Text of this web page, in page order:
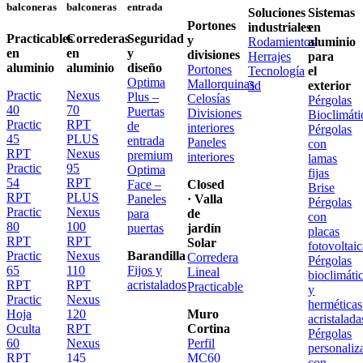
balconeras
Practicables
en
aluminio
Practic
40
Practic
45
RPT
Practic
54
RPT
Practic
80
RPT
Practic
65
RPT
Practic
Hoja
Oculta
60
RPT
balconeras
Correderas
en
aluminio
Nexus
70
RPT
PLUS
Nexus
95
RPT
PLUS
Nexus
100
RPT
Nexus
110
RPT
Nexus
120
RPT
Nexus
145
entrada
Seguridad
y
diseño
Optima
Plus –
Puertas
de
entrada
premium
Optima
Face –
Paneles
para
puertas
Barandilla
Fijos y
acristalados
Portones
y
divisiones
Portones
Mallorquinas
Celosías
Divisiones
interiores
Paneles
interiores
Closed
· Valla
de
jardín
Solar
Corredera
Lineal
Practicable
Muro
Cortina
Perfil
MC60
Soluciones
industriales
Rodamientos
Herrajes
Tecnología
3d
Sistemas
en
aluminio
para
el
exterior
Pérgolas
Pérgolas
con
lamas
fijas
Brise
Pérgolas
con
placas
Pérgolas
y
herméticas
Pérgolas